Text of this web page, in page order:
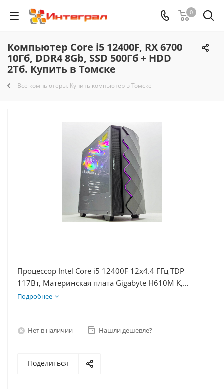
0
Компьютер Core i5 12400F, RX 6700
10Гб, DDR4 8Gb, SSD 500Гб + HDD
2Тб. Купить в Томске
Все компьютеры. Купить компьютер в Томске
Процессор Intel Core i5 12400F 12x4.4 ГГц TDP
117Вт, Материнская плата Gigabyte H610M K,
Видеокарта RX 6700 10Гб, Память DDR4 8Gb,
Подробнее
Нет в наличии Нашли дешевле?
Поделиться